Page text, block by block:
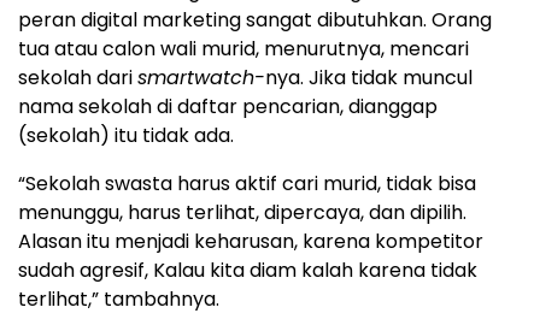
peran digital marketing sangat dibutuhkan. Orang
tua atau calon wali murid, menurutnya, mencari
sekolah darismartwatch-nya. Jika tidak muncul
nama sekolah di daftar pencarian, dianggap
(sekolah) itu tidak ada.
“Sekolah swasta harus aktif cari murid, tidak bisa
menunggu, harus terlihat, dipercaya, dan dipilih.
Alasan itu menjadi keharusan, karena kompetitor
sudah agresif, Kalau kita diam kalah karena tidak
terlihat,” tambahnya.